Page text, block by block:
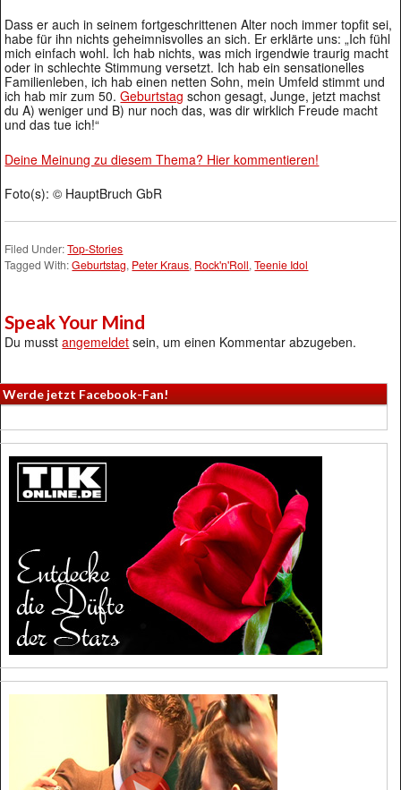
Dass er auch in seinem fortgeschrittenen Alter noch immer topfit sei,
habe für ihn nichts geheimnisvolles an sich. Er erklärte uns: „Ich fühl
mich einfach wohl. Ich hab nichts, was mich irgendwie traurig macht
oder in schlechte Stimmung versetzt. Ich hab ein sensationelles
Familienleben, ich hab einen netten Sohn, mein Umfeld stimmt und
ich hab mir zum 50.Geburtstag schon gesagt, Junge, jetzt machst
du A) weniger und B) nur noch das, was dir wirklich Freude macht
und das tue ich!“
Deine Meinung zu diesem Thema? Hier kommentieren!
Foto(s): © HauptBruch GbR
Filed Under:Top-Stories
Tagged With:Geburtstag, Peter Kraus, Rock'n'Roll,Teenie Idol
Speak Your Mind
Du musstangemeldet sein, um einen Kommentar abzugeben.
Werde jetzt Facebook-Fan!